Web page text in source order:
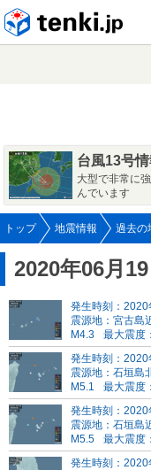
台風13号
大型で非常に
んでいます
トップ 地震情報 過去の
2020年06月
発生時刻：
震源地：宮古島
M4.3
最大震度
発生時刻：
震源地：石垣島
M5.1
最大震度
発生時刻：
震源地：石垣島
M5.5
最大震度
発生時刻：